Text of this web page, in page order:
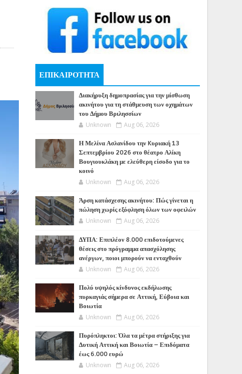
ΕΠΙΚΑΙΡΟΤΗΤΑ
Διακήρυξη δημοπρασίας για την μίσθωση
ακινήτου για τη στάθμευση των οχημάτων
του Δήμου Βριλησσίων
Unknown Aug 06, 2026
Η Μελίνα Ασλανίδου την Kυριακή 13
Σεπτεμβρίου 2026 στο θέατρο Αλίκη
Βουγιουκλάκη με ελεύθερη είσοδο για το
κοινό
Unknown Aug 06, 2026
Άρση κατάσχεσης ακινήτου: Πώς γίνεται η
πώληση χωρίς εξόφληση όλων των οφειλών
Unknown Aug 06, 2026
ΔΥΠΑ: Επιπλέον 8.000 επιδοτούμενες
θέσεις στο πρόγραμμα απασχόλησης
ανέργων, ποιοι μπορούν να ενταχθούν
Unknown Aug 06, 2026
Πολύ υψηλός κίνδυνος εκδήλωσης
πυρκαγιάς σήμερα σε Αττική, Εύβοια και
Βοιωτία
Unknown Aug 06, 2026
Πυρόπληκτοι: Όλα τα μέτρα στήριξης για
Δυτική Αττική και Βοιωτία – Επιδόματα
έως 6.000 ευρώ
Unknown Aug 06, 2026